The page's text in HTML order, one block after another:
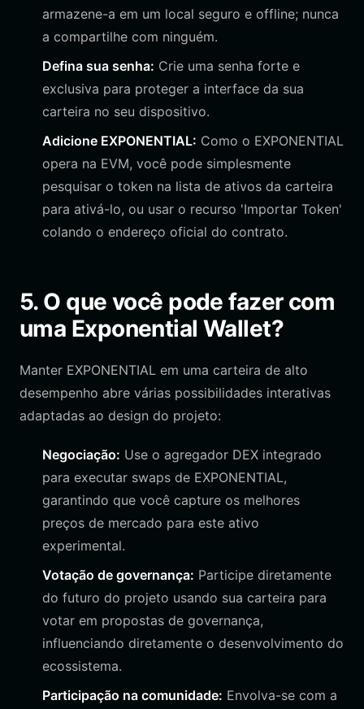
armazene-a em um local seguro e offline; nunca
a compartilhe com ninguém.
Defina sua senha: Crie uma senha forte e
exclusiva para proteger a interface da sua
carteira no seu dispositivo.
Adicione EXPONENTIAL: Como o EXPONENTIAL
opera na EVM, você pode simplesmente
pesquisar o token na lista de ativos da carteira
para ativá-lo, ou usar o recurso 'Importar Token'
colando o endereço oficial do contrato.
5. O que você pode fazer com
uma Exponential Wallet?
Manter EXPONENTIAL em uma carteira de alto
desempenho abre várias possibilidades interativas
adaptadas ao design do projeto:
Negociação: Use o agregador DEX integrado
para executar swaps de EXPONENTIAL,
garantindo que você capture os melhores
preços de mercado para este ativo
experimental.
Votação de governança: Participe diretamente
do futuro do projeto usando sua carteira para
votar em propostas de governança,
influenciando diretamente o desenvolvimento do
ecossistema.
Participação na comunidade: Envolva-se com a